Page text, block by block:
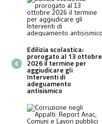
Edilizia scolastica:
prorogato al 13 ottobre
2026 il termine per
aggiudicare gli
Interventi di
adeguamento
antisismico